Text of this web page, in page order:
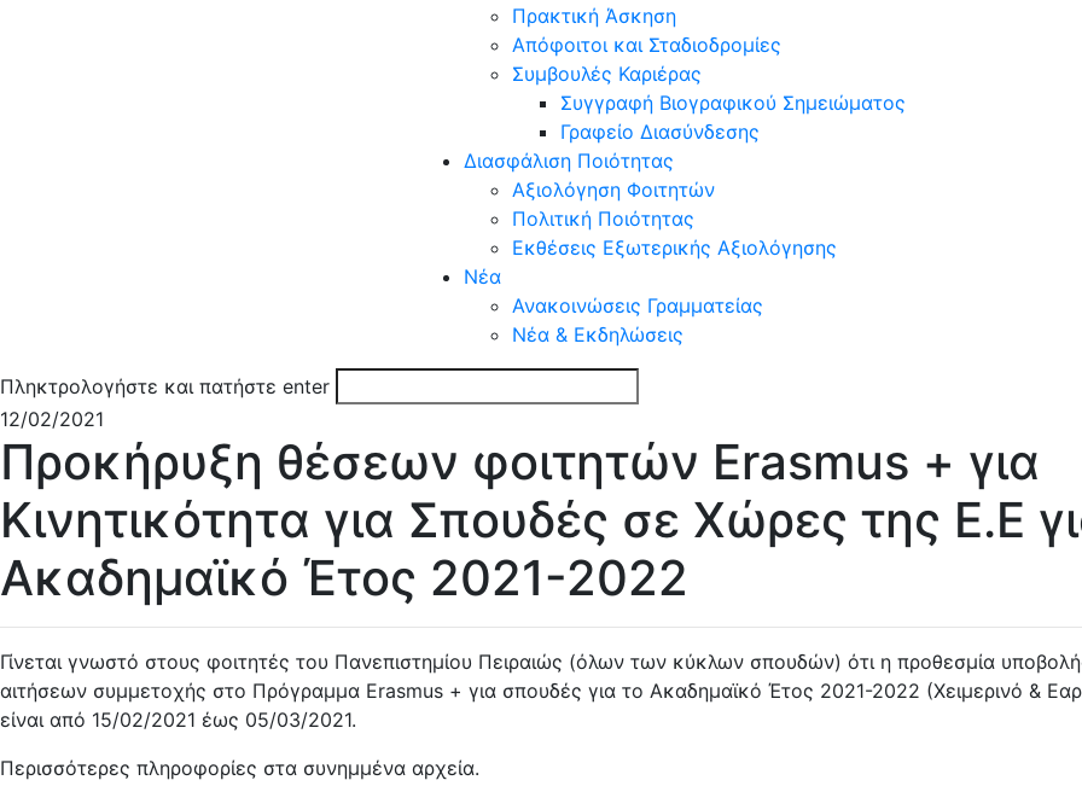
Πρακτική Άσκηση
Απόφοιτοι και Σταδιοδρομίες
Συμβουλές Καριέρας
Συγγραφή Βιογραφικού Σημειώματος
Γραφείο Διασύνδεσης
Διασφάλιση Ποιότητας
Aξιολόγηση Φοιτητών
Πολιτική Ποιότητας
Eκθέσεις Εξωτερικής Αξιολόγησης
Νέα
Ανακοινώσεις Γραμματείας
Νέα & Eκδηλώσεις
Πληκτρολογήστε και πατήστε enter
12/02/2021
Προκήρυξη θέσεων φοιτητών Erasmus + για
Κινητικότητα για Σπουδές σε Χώρες της Ε.Ε
Ακαδημαϊκό Έτος 2021-2022
Γίνεται γνωστό στους φοιτητές του Πανεπιστημίου Πειραιώς (όλων των κύκλων σπουδών) ότι η προθεσμία
αιτήσεων συμμετοχής στο Πρόγραμμα Erasmus + για σπουδές για το Ακαδημαϊκό Έτος 2021-2022 (Χειμερινό &
είναι από 15/02/2021 έως 05/03/2021.
Περισσότερες πληροφορίες στα συνημμένα αρχεία.